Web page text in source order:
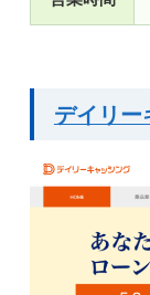
デイリー